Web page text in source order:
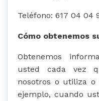
Teléfono: 617 04 04
Cómo obtenemos
Obtenemos
usted cada vez
nosotros o utiliza o
ejemplo, cuando